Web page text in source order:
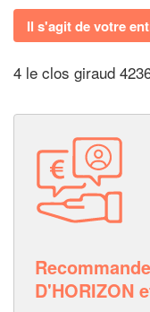
Il s'agit de votre
4 le clos giraud
D'HORIZON